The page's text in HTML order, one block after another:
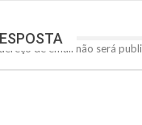
de email não será